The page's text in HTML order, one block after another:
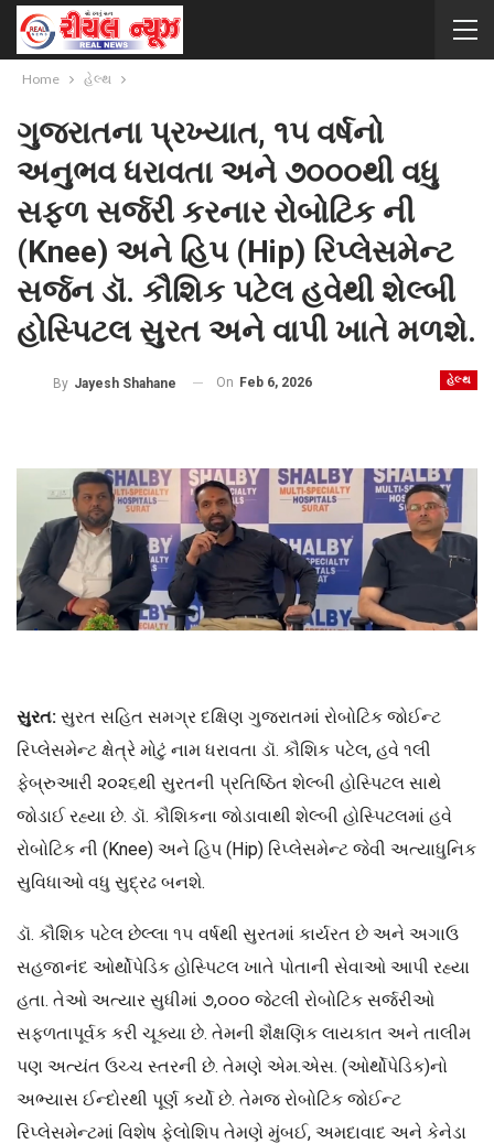
Home હેલ્થ
ગુજરાતના પ્રખ્યાત, ૧૫ વર્ષનો
અનુભવ ધરાવતા અને ૭૦૦૦થી વધુ
સફળ સર્જરી કરનાર રોબોટિક ની
(Knee) અને હિપ (Hip) રિપ્લેસમેન્ટ
સર્જન ડૉ. કૌશિક પટેલ હવેથી શેલ્બી
હોસ્પિટલ સુરત અને વાપી ખાતે મળશે.
હેલ્થ
By Jayesh Shahane On Feb 6, 2026
સુરત: સુરત સહિત સમગ્ર દક્ષિણ ગુજરાતમાં રોબોટિક જોઈન્ટ
રિપ્લેસમેન્ટ ક્ષેત્રે મોટું નામ ધરાવતા ડૉ. કૌશિક પટેલ, હવે ૧લી
ફેબ્રુઆરી ૨૦૨૬થી સુરતની પ્રતિષ્ઠિત શેલ્બી હોસ્પિટલ સાથે
જોડાઈ રહ્યા છે. ડૉ. કૌશિકના જોડાવાથી શેલ્બી હોસ્પિટલમાં હવે
રોબોટિક ની (Knee) અને હિપ (Hip) રિપ્લેસમેન્ટ જેવી અત્યાધુનિક
સુવિધાઓ વધુ સુદ્રઢ બનશે.
ડૉ. કૌશિક પટેલ છેલ્લા ૧૫ વર્ષથી સુરતમાં કાર્યરત છે અને અગાઉ
સહજાનંદ ઓર્થોપેડિક હોસ્પિટલ ખાતે પોતાની સેવાઓ આપી રહ્યા
હતા. તેઓ અત્યાર સુધીમાં ૭,૦૦૦ જેટલી રોબોટિક સર્જરીઓ
સફળતાપૂર્વક કરી ચૂક્યા છે. તેમની શૈક્ષણિક લાયકાત અને તાલીમ
પણ અત્યંત ઉચ્ચ સ્તરની છે. તેમણે એમ.એસ. (ઓર્થોપેડિક)નો
અભ્યાસ ઈન્દોરથી પૂર્ણ કર્યો છે. તેમજ રોબોટિક જોઈન્ટ
રિપ્લેસમેન્ટમાં વિશેષ ફેલોશિપ તેમણે મુંબઈ, અમદાવાદ અને કેનેડા